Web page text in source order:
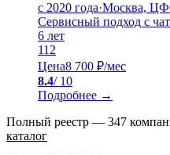
с 2020 года·Москва,
Сервисный подход с
6 лет
112
Цена8 700 ₽/мес
8.4/ 10
Подробнее →
Полный реестр — 347
каталог